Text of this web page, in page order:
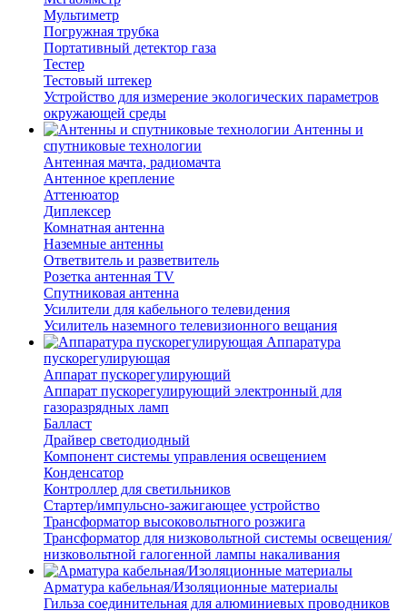
Мультиметр
Погружная трубка
Портативный детектор газа
Тестер
Тестовый штекер
Устройство для измерение экологических параметров
окружающей среды
Антенны и
спутниковые технологии
Антенная мачта, радиомачта
Антенное крепление
Аттенюатор
Диплексер
Комнатная антенна
Наземные антенны
Ответвитель и разветвитель
Розетка антенная TV
Спутниковая антенна
Усилители для кабельного телевидения
Усилитель наземного телевизионного вещания
Аппаратура
пускорегулирующая
Аппарат пускорегулирующий
Аппарат пускорегулирующий электронный для
газоразрядных ламп
Балласт
Драйвер светодиодный
Компонент системы управления освещением
Конденсатор
Контроллер для светильников
Стартер/импульсно-зажигающее устройство
Трансформатор высоковольтного розжига
Трансформатор для низковольтной системы освещения/
низковольтной галогенной лампы накаливания
Арматура кабельная/Изоляционные материалы
Гильза соединительная для алюминиевых проводников